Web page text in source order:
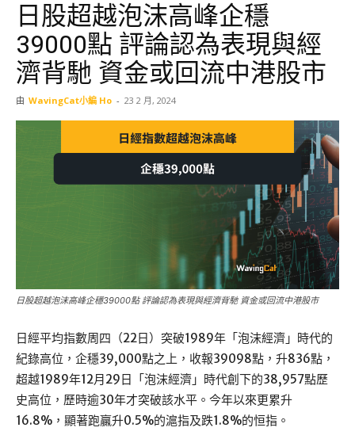
日股超越泡沫高峰企穩
39000點 評論認為表現與經
濟背馳 資金或回流中港股市
由 WavingCat小編 Ho - 23 2 月, 2024
日股超越泡沫高峰企穩39000點 評論認為表現與經濟背馳 資金或回流中港股市
日經平均指數周四（22日）突破1989年「泡沫經濟」時代的
紀錄高位，企穩39,000點之上，收報39098點，升836點，
超越1989年12月29日「泡沫經濟」時代創下的38,957點歷
史高位，歷時逾30年才突破該水平。今年以來更累升
16.8%，顯著跑贏升0.5%的滬指及跌1.8%的恒指。